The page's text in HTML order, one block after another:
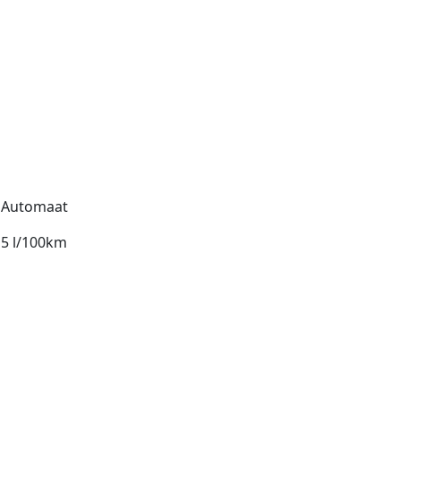
Automaat
5 l/100km